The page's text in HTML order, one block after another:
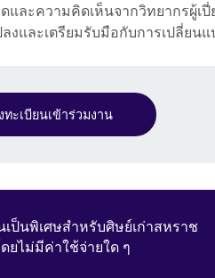
ละความคิดเห็นจากวิทยากรผู้เปี่
งและเตรียมรับมือกับการเปลี่ยนแ
ทะเบียนเข้าร่วมงาน
ป็นพิเศษสำหรับศิษย์เก่าสหราช
ยไม่มีค่าใช้จ่ายใด ๆ